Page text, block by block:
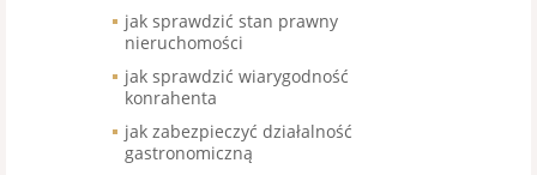
jak sprawdzić stan prawny
nieruchomości
jak sprawdzić wiarygodność
konrahenta
jak zabezpieczyć działalność
gastronomiczną